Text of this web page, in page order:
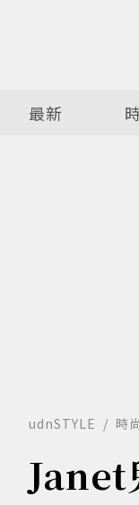
最新
udnSTYLE 時
Janet